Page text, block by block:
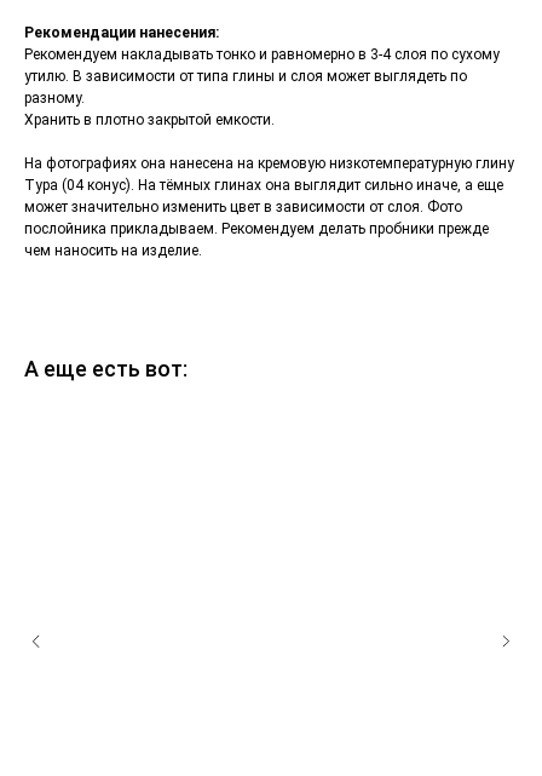
Рекомендации нанесения:
Рекомендуем накладывать тонко и равномерно в 3-4 слоя по сухому
утилю. В зависимости от типа глины и слоя может выглядеть по
разному.
Хранить в плотно закрытой емкости.
На фотографиях она нанесена на кремовую низкотемпературную глину
Тура (04 конус). На тёмных глинах она выглядит сильно иначе, а еще
может значительно изменить цвет в зависимости от слоя. Фото
послойника прикладываем. Рекомендуем делать пробники прежде
чем наносить на изделие.
А еще есть вот: